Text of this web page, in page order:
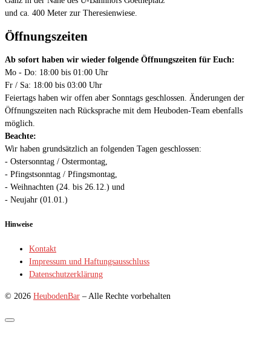
und ca. 400 Meter zur Theresienwiese.
Öffnungszeiten
Ab sofort haben wir wieder folgende Öffnungszeiten für Euch:
Mo - Do: 18:00 bis 01:00 Uhr
Fr / Sa: 18:00 bis 03:00 Uhr
Feiertags haben wir offen aber Sonntags geschlossen. Änderungen der
Öffnungszeiten nach Rücksprache mit dem Heuboden-Team ebenfalls
möglich.
Beachte:
Wir haben grundsätzlich an folgenden Tagen geschlossen:
- Ostersonntag / Ostermontag,
- Pfingstsonntag / Pfingsmontag,
- Weihnachten (24. bis 26.12.) und
- Neujahr (01.01.)
Hinweise
Kontakt
Impressum und Haftungsausschluss
Datenschutzerklärung
© 2026 HeubodenBar – Alle Rechte vorbehalten